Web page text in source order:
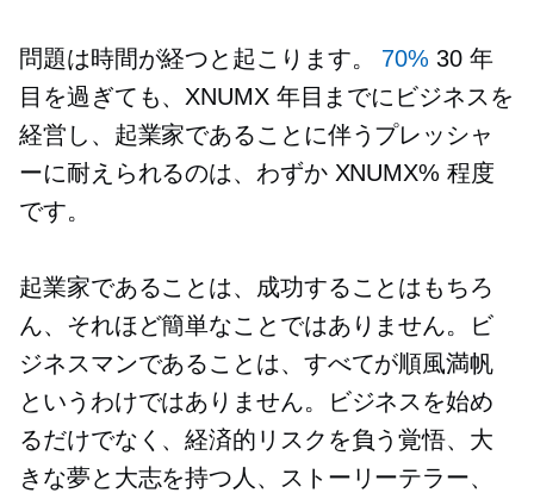
問題は時間が経つと起こります。 70% 30 年
目を過ぎても、XNUMX 年目までにビジネスを
経営し、起業家であることに伴うプレッシャ
ーに耐えられるのは、わずか XNUMX% 程度
です。
起業家であることは、成功することはもちろ
ん、それほど簡単なことではありません。ビ
ジネスマンであることは、すべてが順風満帆
というわけではありません。ビジネスを始め
るだけでなく、経済的リスクを負う覚悟、大
きな夢と大志を持つ人、ストーリーテラー、